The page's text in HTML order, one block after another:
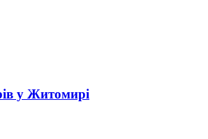
у Житомирі